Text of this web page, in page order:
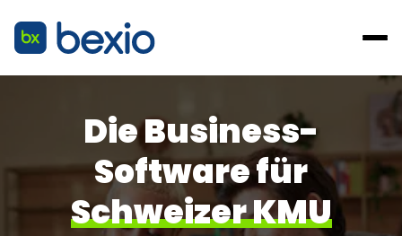
Die Business-
Software für
Schweizer KMU